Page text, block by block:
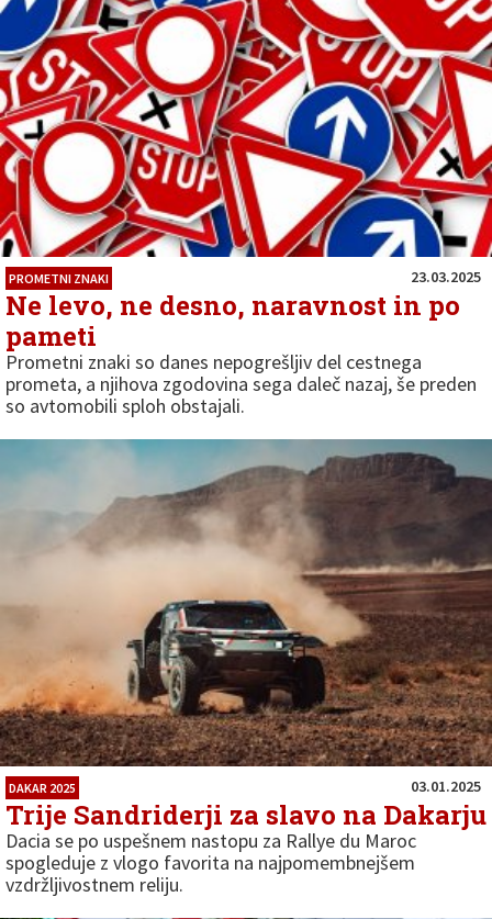
PROMETNI ZNAKI 23.03.2025
Ne levo, ne desno, naravnost in po
pameti
Prometni znaki so danes nepogrešljiv del cestnega
prometa, a njihova zgodovina sega daleč nazaj, še preden
so avtomobili sploh obstajali.
DAKAR 2025 03.01.2025
Trije Sandriderji za slavo na Dakarju
Dacia se po uspešnem nastopu za Rallye du Maroc
spogleduje z vlogo favorita na najpomembnejšem
vzdržljivostnem reliju.